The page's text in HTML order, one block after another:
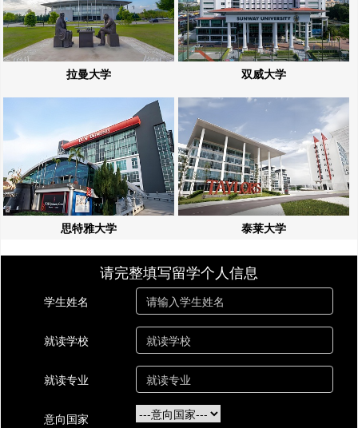
拉曼大学 双威大学
思特雅大学 泰莱大学
请完整填写留学个人信息
学生姓名
就读学校
就读专业
意向国家